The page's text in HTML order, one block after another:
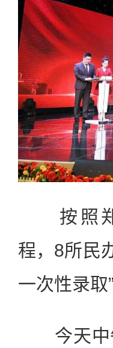
按照
程， 8所民
一次性录取”
今天